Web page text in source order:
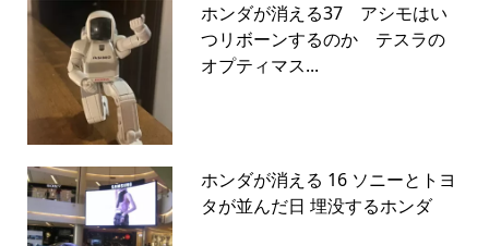
ホンダが消える37 アシモはい
つリボーンするのか テスラの
オプティマス...
ホンダが消える 16 ソニーとトヨ
タが並んだ日 埋没するホンダ